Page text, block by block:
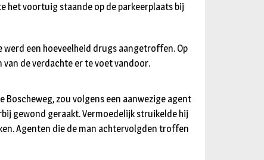
het voortuig staande op de parkeerplaats bij
een hoeveelheid drugs aangetroffen. Op
de verdachte er te voet vandoor.
zou volgens een aanwezige agent
gewond geraakt. Vermoedelijk struikelde hij
Agenten die de man achtervolgden troffen